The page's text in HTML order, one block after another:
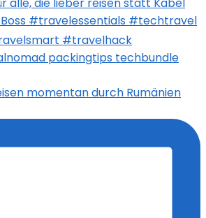
momentan durch Rumänien